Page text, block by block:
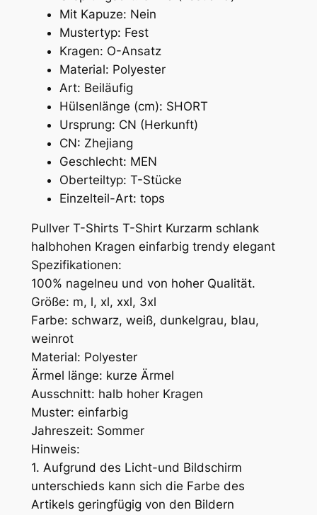
n
g
e
Mit Kapuze: Nein
Mustertyp: Fest
Kragen: O-Ansatz
Material: Polyester
Art: Beiläufig
Hülsenlänge (cm): SHORT
Ursprung: CN (Herkunft)
CN: Zhejiang
Geschlecht: MEN
Oberteiltyp: T-Stücke
Einzelteil-Art: tops
Pullver T-Shirts T-Shirt Kurzarm schlank
halbhohen Kragen einfarbig trendy elegant
Spezifikationen:
100% nagelneu und von hoher Qualität.
Größe: m, l, xl, xxl, 3xl
Farbe: schwarz, weiß, dunkelgrau, blau,
weinrot
Material: Polyester
Ärmel länge: kurze Ärmel
Ausschnitt: halb hoher Kragen
Muster: einfarbig
Jahreszeit: Sommer
Hinweis:
1. Aufgrund des Licht-und Bildschirm
unterschieds kann sich die Farbe des
Artikels geringfügig von den Bildern